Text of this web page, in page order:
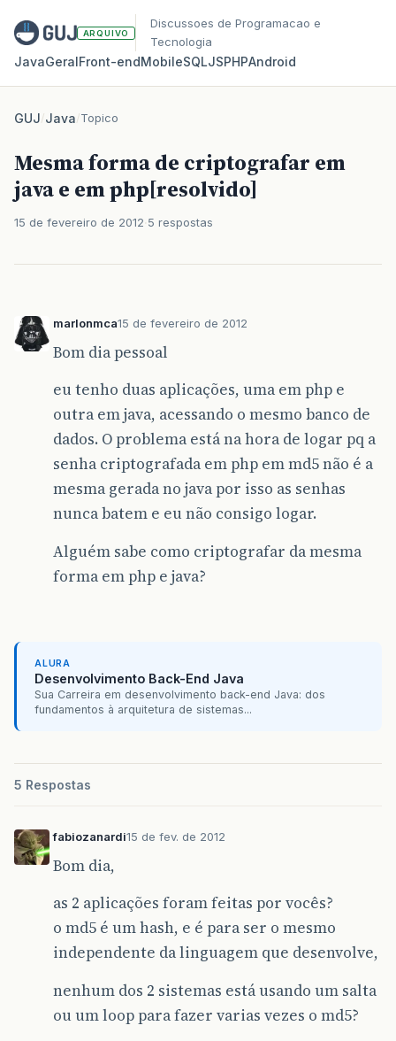
ARQUIVO
Discussoes de Programacao e
Tecnologia
JavaGeralFront‑endMobileSQLJSPHPAndroid
GUJ/Java/Topico
Mesma forma de criptografar em
java e em php[resolvido]
15 de fevereiro de 2012 5 respostas
marlonmca15 de fevereiro de 2012
Bom dia pessoal
eu tenho duas aplicações, uma em php e
outra em java, acessando o mesmo banco de
dados. O problema está na hora de logar pq a
senha criptografada em php em md5 não é a
mesma gerada no java por isso as senhas
nunca batem e eu não consigo logar.
Alguém sabe como criptografar da mesma
forma em php e java?
ALURA
Desenvolvimento Back-End Java
Sua Carreira em desenvolvimento back-end Java: dos
fundamentos à arquitetura de sistemas...
5 Respostas
fabiozanardi15 de fev. de 2012
Bom dia,
as 2 aplicações foram feitas por vocês?
o md5 é um hash, e é para ser o mesmo
independente da linguagem que desenvolve,
nenhum dos 2 sistemas está usando um salta
ou um loop para fazer varias vezes o md5?